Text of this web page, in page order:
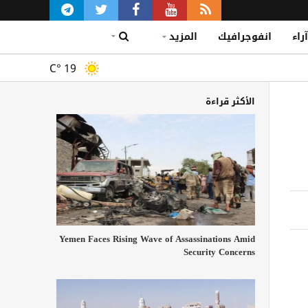
آراء انفوجرافيك المزيد
C° 19
الأكثر قراءة
Yemen Faces Rising Wave of Assassinations Amid
Security Concerns